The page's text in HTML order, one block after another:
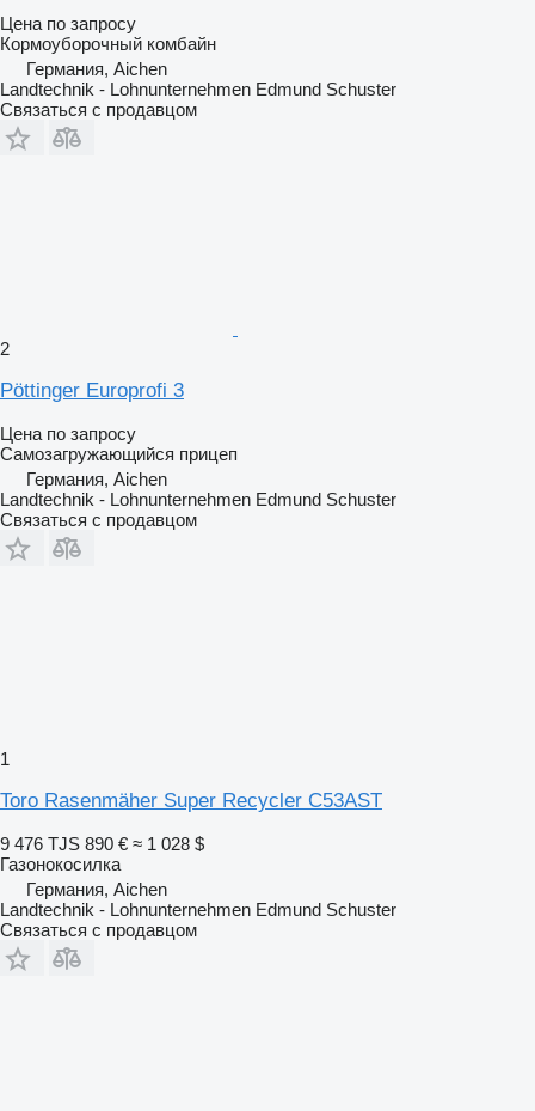
Цена по запросу
Кормоуборочный комбайн
Германия, Aichen
Landtechnik - Lohnunternehmen Edmund Schuster
Связаться с продавцом
2
Pöttinger Europrofi 3
Цена по запросу
Самозагружающийся прицеп
Германия, Aichen
Landtechnik - Lohnunternehmen Edmund Schuster
Связаться с продавцом
1
Toro Rasenmäher Super Recycler C53AST
9 476 TJS 890 € ≈ 1 028 $
Газонокосилка
Германия, Aichen
Landtechnik - Lohnunternehmen Edmund Schuster
Связаться с продавцом